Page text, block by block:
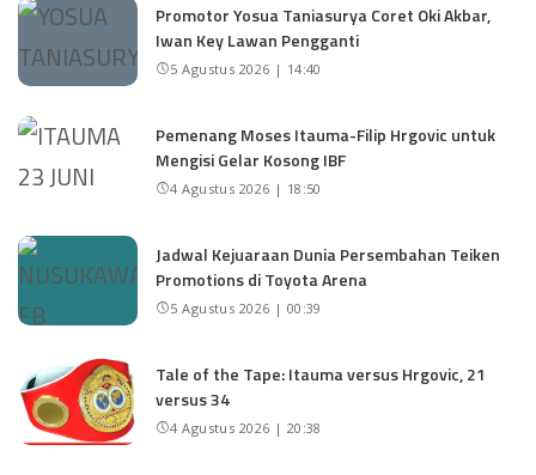
Promotor Yosua Taniasurya Coret Oki Akbar,
Iwan Key Lawan Pengganti
5 Agustus 2026 | 14:40
Pemenang Moses Itauma-Filip Hrgovic untuk
Mengisi Gelar Kosong IBF
4 Agustus 2026 | 18:50
Jadwal Kejuaraan Dunia Persembahan Teiken
Promotions di Toyota Arena
5 Agustus 2026 | 00:39
Tale of the Tape: Itauma versus Hrgovic, 21
versus 34
4 Agustus 2026 | 20:38